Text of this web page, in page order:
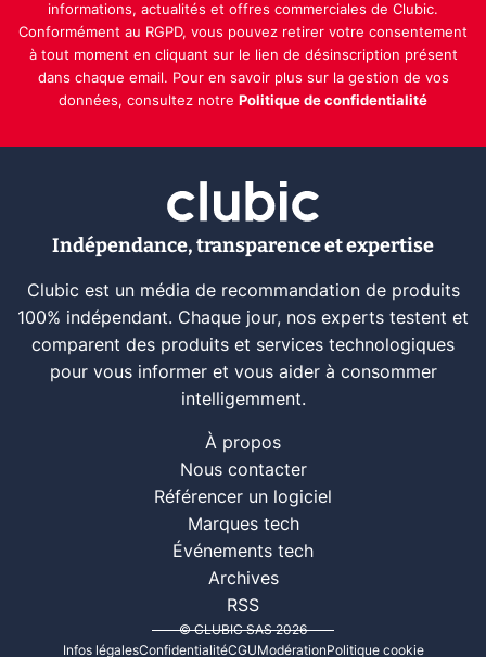
informations, actualités et offres commerciales de Clubic.
Conformément au RGPD, vous pouvez retirer votre consentement
à tout moment en cliquant sur le lien de désinscription présent
dans chaque email. Pour en savoir plus sur la gestion de vos
données, consultez notre Politique de confidentialité
Indépendance, transparence et expertise
Clubic est un média de recommandation de produits
100% indépendant. Chaque jour, nos experts testent et
comparent des produits et services technologiques
pour vous informer et vous aider à consommer
intelligemment.
À propos
Nous contacter
Référencer un logiciel
Marques tech
Événements tech
Archives
RSS
© CLUBIC SAS 2026
Infos légalesConfidentialitéCGUModérationPolitique cookie